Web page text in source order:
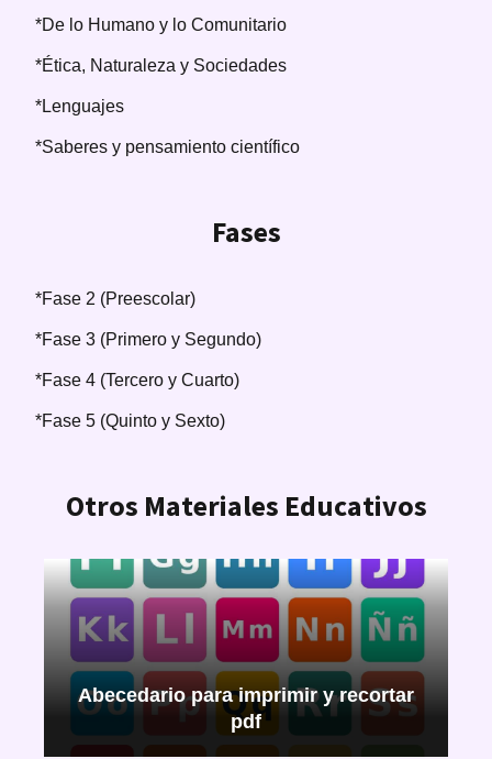
*De lo Humano y lo Comunitario
*Ética, Naturaleza y Sociedades
*Lenguajes
*Saberes y pensamiento científico
Fases
*Fase 2 (Preescolar)
*Fase 3 (Primero y Segundo)
*Fase 4 (Tercero y Cuarto)
*Fase 5 (Quinto y Sexto)
Otros Materiales Educativos
Abecedario para imprimir y recortar
pdf